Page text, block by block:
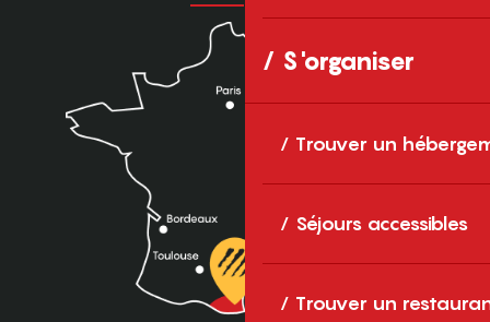
S'organiser
Trouver un
Séjours accessibles
Trouver un